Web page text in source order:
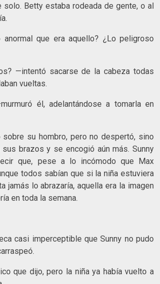
solo. Betty estaba rodeada de gente, o al
anormal que era aquello? ¿Lo peligroso
—intentó sacarse de la cabeza todas
vueltas.
él, adelantándose a tomarla en
su hombro, pero no despertó, sino
brazos y se encogió aún más. Sunny
que, pese a lo incómodo que Max
todos sabían que si la niña estuviera
jamás lo abrazaría, aquella era la imagen
en toda la semana.
casi imperceptible que Sunny no pudo
que dijo, pero la niña ya había vuelto a